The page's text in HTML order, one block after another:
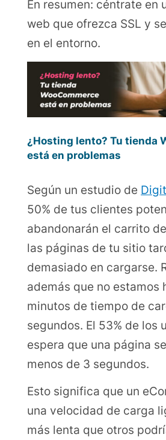
En resumen: céntrate en
web que ofrezca SSL y
en el entorno.
¿Hosting lento? Tu tienda
está en problemas
Según un estudio de
50% de tus clientes
abandonarán el carrito
las páginas de tu sitio
demasiado en cargarse.
además que no estamos
minutos de tiempo de
segundos. El 53% de los
espera que una página
menos de 3 segundos.
Esto significa que un
una velocidad de carga
más lenta que otros